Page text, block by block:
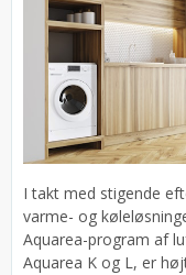
I takt med stigende
varme- og
Aquarea-program af
Aquarea K og L, er